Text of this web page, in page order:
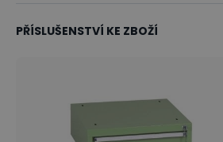
PŘÍSLUŠENSTVÍ KE ZBOŽÍ